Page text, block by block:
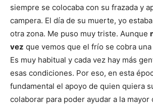
siempre se colocaba con su frazada y
campera. El día de su muerte, yo
otra zona. Me puso muy triste. Aunque
vez que vemos que el frío se cobra
Es muy habitual y cada vez hay más
esas condiciones. Por eso, en esta
fundamental el apoyo de quien quiera
colaborar para poder ayudar a la mayor